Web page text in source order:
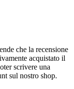
che la recensione
acquistato il
scrivere una
sul nostro shop.